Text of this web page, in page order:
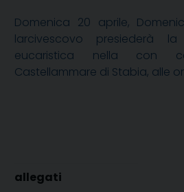
Domenica 20 aprile,
larcivescovo presiederà la
eucaristica nella con
Castellammare di Stabia, alle